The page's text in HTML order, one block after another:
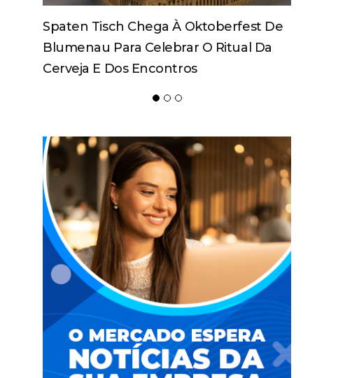
CDL Conecta 2026 Debate Inteligência
Artificial, Expansão De Negócios E